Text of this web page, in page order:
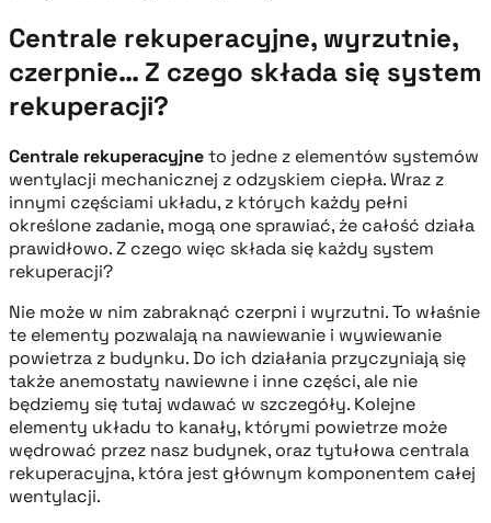
Centrale rekuperacyjne, wyrzutnie,
czerpnie… Z czego składa się system
rekuperacji?
Centrale rekuperacyjneto jedne z elementów systemów
wentylacji mechanicznej z odzyskiem ciepła. Wraz z
innymi częściami układu, z których każdy pełni
określone zadanie, mogą one sprawiać, że całość działa
prawidłowo. Z czego więc składa się każdy system
rekuperacji?
Nie może w nim zabraknąć czerpni i wyrzutni. To właśnie
te elementy pozwalają na nawiewanie i wywiewanie
powietrza z budynku. Do ich działania przyczyniają się
także anemostaty nawiewne i inne części, ale nie
będziemy się tutaj wdawać w szczegóły. Kolejne
elementy układu to kanały, którymi powietrze może
wędrować przez nasz budynek, oraz tytułowa centrala
rekuperacyjna, która jest głównym komponentem całej
wentylacji.